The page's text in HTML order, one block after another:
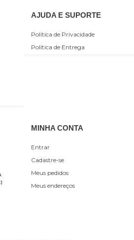
AJUDA E SUPORTE
Política de Privacidade
Política de Entrega
MINHA CONTA
Entrar
Cadastre-se
Meus pedidos
Meus endereços